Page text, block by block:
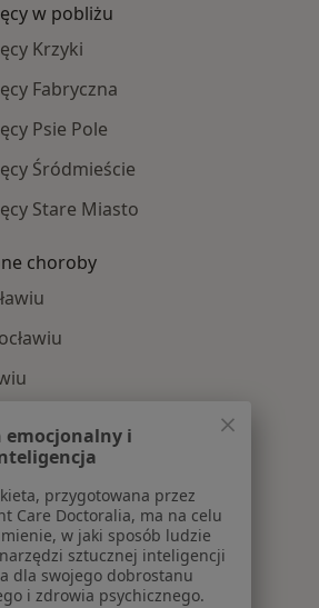
w pobliżu
Krzyki
Fabryczna
Psie Pole
Śródmieście
Stare Miasto
choroby
w Wrocławiu
Wrocławiu
Najczęście leczone
emocjonalny i
przygotowana przez
Care Doctoralia, ma na celu
w jaki sposób ludzie
sztucznej inteligencji
dla swojego dobrostanu
i zdrowia psychicznego.